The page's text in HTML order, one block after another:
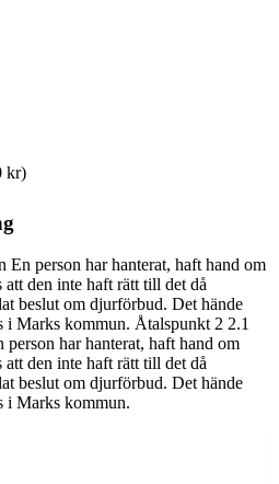
kr)
En person har hanterat, haft hand om
den inte haft rätt till det då
beslut om djurförbud. Det hände
i Marks kommun. Åtalspunkt 2 2.1
har hanterat, haft hand om
den inte haft rätt till det då
beslut om djurförbud. Det hände
i Marks kommun.